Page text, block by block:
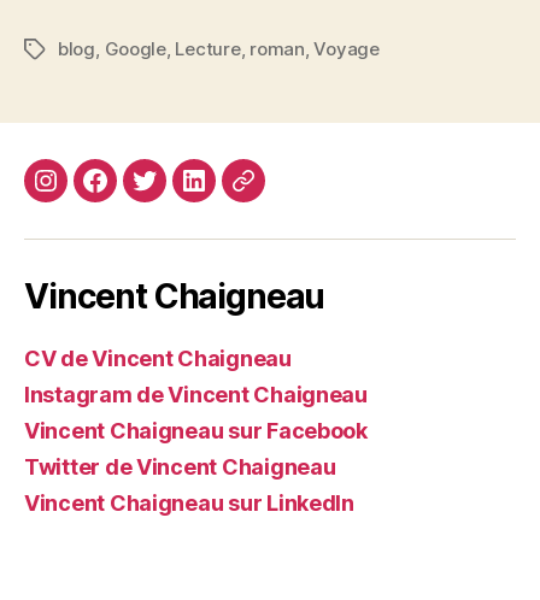
Étiquettes
blog, Google, Lecture, roman,Voyage
InstagramFacebook
TwitterLinkedin
Site
Vincent Chaigneau
CV de Vincent Chaigneau
Instagram de Vincent Chaigneau
Vincent Chaigneau sur Facebook
Twitter de Vincent Chaigneau
Vincent Chaigneau sur LinkedIn